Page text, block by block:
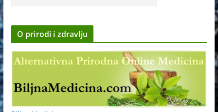
O prirodi i zdravlju